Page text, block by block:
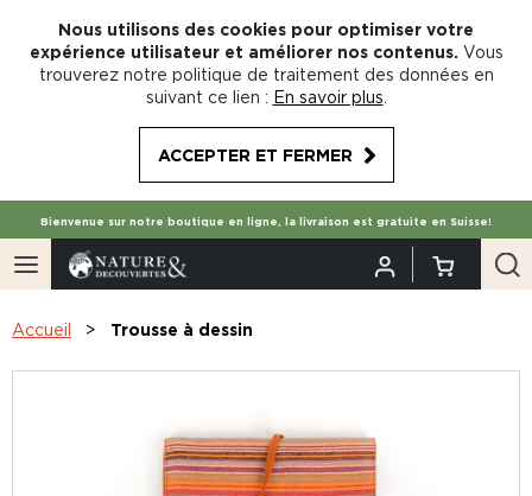
Nous utilisons des cookies pour optimiser votre
expérience utilisateur et améliorer nos contenus. Vous
trouverez notre politique de traitement des données en
suivant ce lien : En savoir plus
ACCEPTER ET FERMER
Bienvenue sur notre boutique en ligne, la livraison est gratuite en Suisse!
Accueil Trousse à dessin